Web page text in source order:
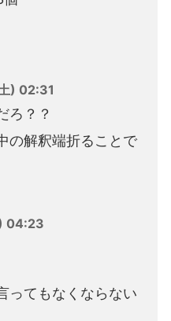
) 02:31
ろ？？
の解釈端折ることで
04:23
ってもなくならない